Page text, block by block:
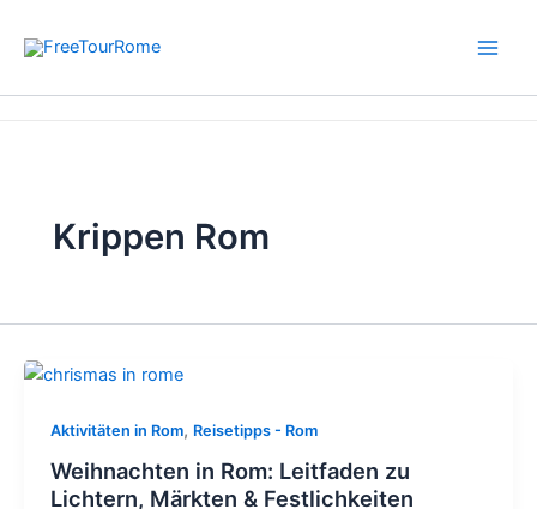
Inhalt
Krippen Rom
Aktivitäten in Rom, Reisetipps - Rom
Weihnachten in Rom: Leitfaden zu
Lichtern, Märkten & Festlichkeiten